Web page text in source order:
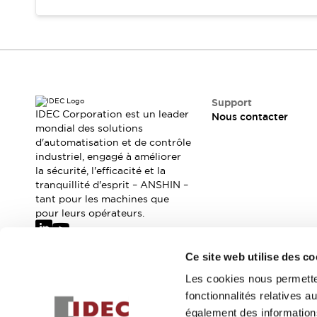
Ce site web utilise des
Les cookies nous
fonctionnalités relatives
également des
Tout explorer
Capteurs de sécurité pour robots
Équipements compacts
Lecteur de codes
Pour une traçabilité facile
Remplacement facile des interrupteurs
Systèmes de traçabilité
Tableaux électriques conformes aux normes américaines
Tout explorer
Tout explorer
Solutions
Concept de sécurité IDEC
IDEC Corporation est un leader
mondial des solutions
d'automatisation et de contrôle
industriel, engagé à améliorer
la sécurité, l'efficacité et la
tranquillité d'esprit – ANSHIN –
tant pour les machines que
pour leurs opérateurs.
Support
Nous contacter
Inscrivez-